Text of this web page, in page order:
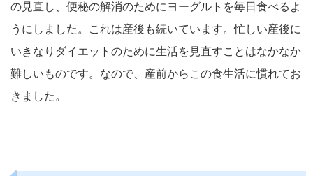
の見直し、便秘の解消のためにヨーグルトを毎日食べるよ
うにしました。これは産後も続いています。忙しい産後に
いきなりダイエットのために生活を見直すことはなかなか
難しいものです。なので、産前からこの食生活に慣れてお
きました。